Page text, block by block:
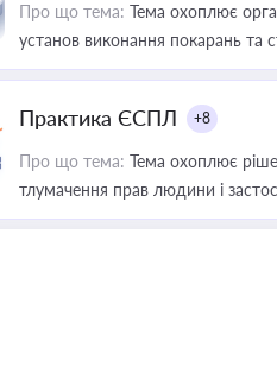
Про що тема: Тема охоплює
установ виконання покарань та
Практика ЄСПЛ +8
Про що тема: Тема охоплює
тлумачення прав людини і